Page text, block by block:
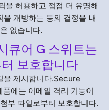
을 허용하고 점점 더 유명해
개방하는 등의 결정을 내
없습니다.
큐어 G 스위트는
보호합니다
을 제시합니다.Secure
에는 이메일 격리 기능이
부 파일로부터 보호합니다.